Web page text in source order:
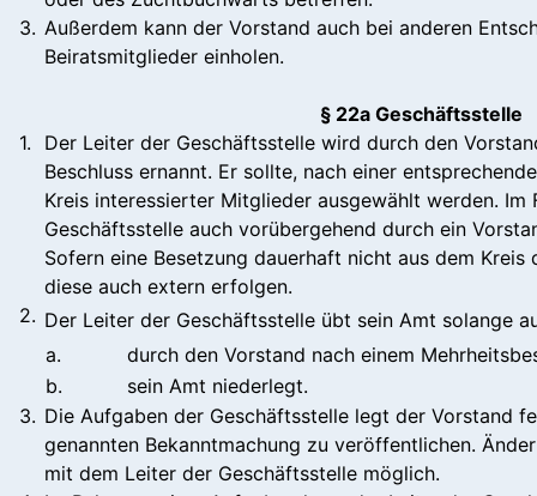
3. Außerdem kann der Vorstand auch bei anderen
Beiratsmitglieder einholen.
§ 22a Geschäftsstelle
1.
Der Leiter der Geschäftsstelle wird durch den
Beschluss ernannt. Er sollte, nach einer
Kreis interessierter Mitglieder ausgewählt werden. Im
Geschäftsstelle auch vorübergehend durch ein
Sofern eine Besetzung dauerhaft nicht aus dem
diese auch extern erfolgen.
2. Der Leiter der Geschäftsstelle übt sein Amt solange
a.
durch den Vorstand nach einem
b.
sein Amt niederlegt.
3. Die Aufgaben der Geschäftsstelle legt der Vorstand
genannten Bekanntmachung zu veröffentlichen.
mit dem Leiter der Geschäftsstelle möglich.